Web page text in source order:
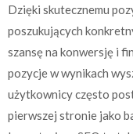
Dzięki skutecznemu
poszukujących
szansę na konwersję i
pozycje w wynikach
użytkownicy często
pierwszej stronie jako